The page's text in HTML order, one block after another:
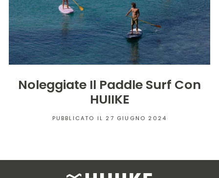
Noleggiate Il Paddle Surf Con
HUIIKE
PUBBLICATO IL 27 GIUGNO 2024